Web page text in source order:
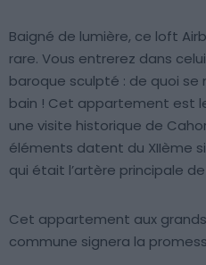
Baigné de lumière, ce loft
rare. Vous entrerez dans
baroque sculpté : de quoi
bain ! Cet appartement est
une visite historique de
éléments datent du XIIème
qui était l’artère principale
Cet appartement aux
commune signera la